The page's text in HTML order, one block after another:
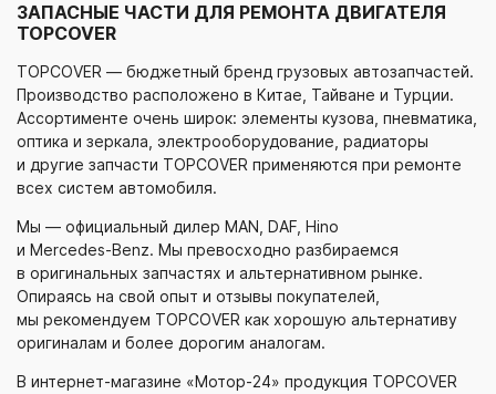
ЗАПАСНЫЕ ЧАСТИ ДЛЯ РЕМОНТА ДВИГАТЕЛЯ
TOPCOVER
TOPCOVER — бюджетный бренд грузовых автозапчастей.
Производство расположено в Китае, Тайване и Турции.
Ассортименте очень широк: элементы кузова, пневматика,
оптика и зеркала, электрооборудование, радиаторы
и другие запчасти TOPCOVER применяются при ремонте
всех систем автомобиля.
Мы — официальный дилер MAN, DAF, Hino
и Mercedes-Benz. Мы превосходно разбираемся
в оригинальных запчастях и альтернативном рынке.
Опираясь на свой опыт и отзывы покупателей,
мы рекомендуем TOPCOVER как хорошую альтернативу
оригиналам и более дорогим аналогам.
В интернет-магазине «Мотор-24» продукция TOPCOVER